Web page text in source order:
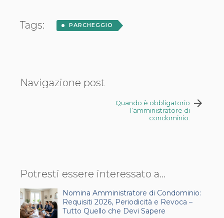
Tags: PARCHEGGIO
Navigazione post
Quando è obbligatorio
l’amministratore di
condominio.
arrow_forward
Potresti essere interessato a...
Nomina Amministratore di Condominio:
Requisiti 2026, Periodicità e Revoca –
Tutto Quello che Devi Sapere